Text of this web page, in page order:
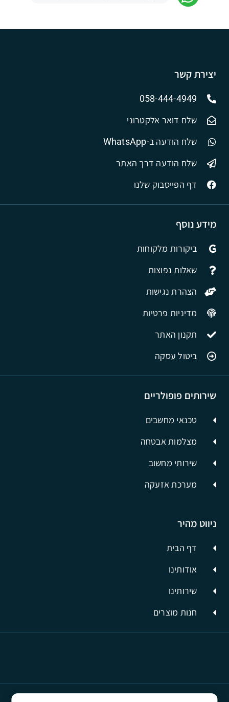
ניווט מהיר
דף הבית
אודותינו
שירותינו
חנות מוצרים
שירותים פופולריים
טכנאי מחשבים
מצלמות אבטחה
שירותי מחשוב
מערכת אזעקה
מידע נוסף
ביקורות מלקוחות
שאלות נפוצות
הצהרת נגישות
מדיניות פרטיות
תקנון האתר
ביטול עסקה
יצירת קשר
058-444-4949
שלח דואר אלקטרוני
שלח הודעה ב-WhatsApp
שלח הודעה דרך האתר
דף הפייסבוק שלנו